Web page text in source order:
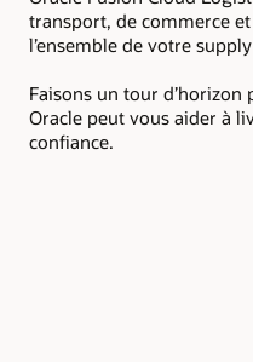
transport, de commerce
l’ensemble de votre
Faisons un tour
Oracle peut vous aider à
confiance.